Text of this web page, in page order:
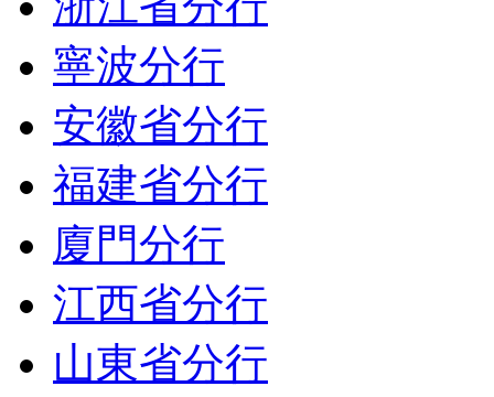
寧波分行
安徽省分行
福建省分行
廈門分行
江西省分行
山東省分行